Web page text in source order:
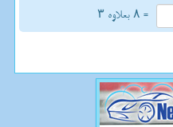
= ۸ بعلاوه ۳